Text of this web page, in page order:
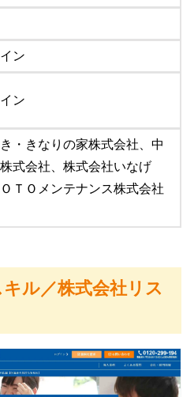
ン
ン
・きなりの家株式会社、中
式会社、株式会社いなげ
ＴＯメンテナンス株式会社
ル／株式会社リス